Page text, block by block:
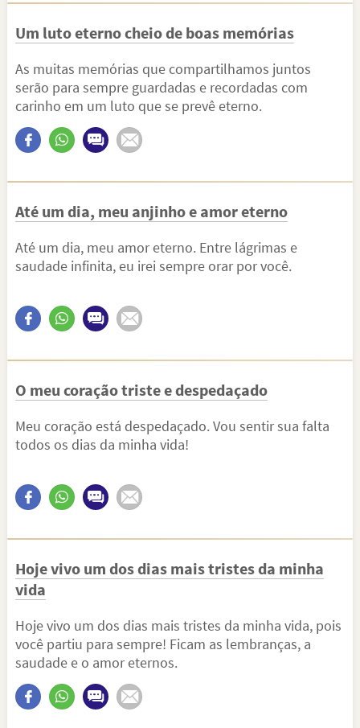
Um luto eterno cheio de boas memórias
As muitas memórias que compartilhamos juntos
serão para sempre guardadas e recordadas com
carinho em um luto que se prevê eterno.
Até um dia, meu anjinho e amor eterno
Até um dia, meu amor eterno. Entre lágrimas e
saudade infinita, eu irei sempre orar por você.
O meu coração triste e despedaçado
Meu coração está despedaçado. Vou sentir sua falta
todos os dias da minha vida!
Hoje vivo um dos dias mais tristes da minha
vida
Hoje vivo um dos dias mais tristes da minha vida, pois
você partiu para sempre! Ficam as lembranças, a
saudade e o amor eternos.